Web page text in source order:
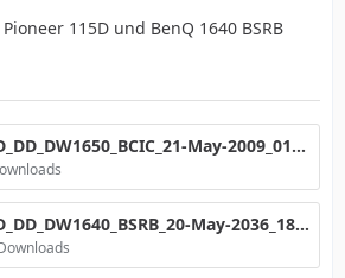
115D und BenQ 1640 BSRB
BENQ____DVD_DD_DW1650_BCIC_21-May-2009_01_29.png
BENQ____DVD_DD_DW1640_BSRB_20-May-2036_18_22.png